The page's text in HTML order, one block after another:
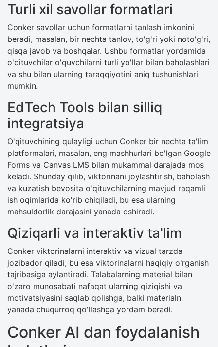
Turli xil savollar formatlari
Conker savollar uchun formatlarni tanlash imkonini
beradi, masalan, bir nechta tanlov, to'g'ri yoki noto'g'ri,
qisqa javob va boshqalar. Ushbu formatlar yordamida
o'qituvchilar o'quvchilarni turli yo'llar bilan baholashlari
va shu bilan ularning taraqqiyotini aniq tushunishlari
mumkin.
EdTech Tools bilan silliq
integratsiya
O'qituvchining qulayligi uchun Conker bir nechta ta'lim
platformalari, masalan, eng mashhurlari bo'lgan Google
Forms va Canvas LMS bilan mukammal darajada mos
keladi. Shunday qilib, viktorinani joylashtirish, baholash
va kuzatish bevosita o'qituvchilarning mavjud raqamli
ish oqimlarida ko'rib chiqiladi, bu esa ularning
mahsuldorlik darajasini yanada oshiradi.
Qiziqarli va interaktiv ta'lim
Conker viktorinalarni interaktiv va vizual tarzda
jozibador qiladi, bu esa viktorinalarni haqiqiy o'rganish
tajribasiga aylantiradi. Talabalarning material bilan
o'zaro munosabati nafaqat ularning qiziqishi va
motivatsiyasini saqlab qolishga, balki materialni
yanada chuqurroq qo'llashga yordam beradi.
Conker AI dan foydalanish